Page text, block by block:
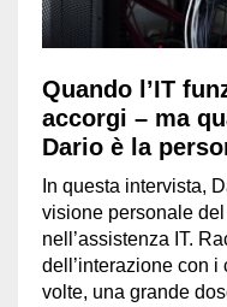
Quando l’IT
accorgi – ma
Dario è la
In questa intervista,
visione personale
nell’assistenza IT.
dell’interazione con
volte, una grande